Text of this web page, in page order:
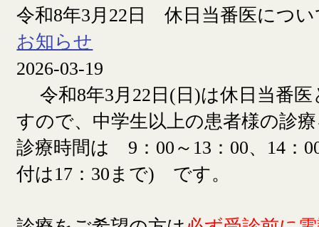
令和8年3月22日 休日当番医につい
お知らせ
2026-03-19
令和8年3月22日(日)は休日当番
すので、中学生以上の患者様の診
診療時間は 9：00～13：00、14：
付は17：30まで) です。